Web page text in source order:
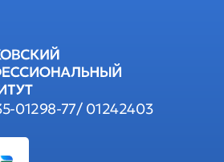
01298-77/ 01242403